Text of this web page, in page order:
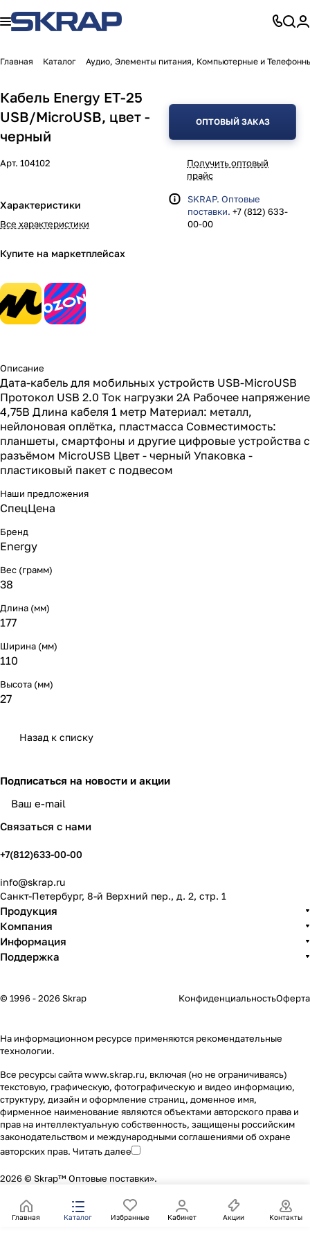
Главная Каталог Аудио, Элементы питания, Компьютерные и
Кабель Energy ET-25
USB/MicroUSB, цвет -
черный
Арт. 104102
Характеристики
Все характеристики
Купите на маркетплейсах
ОПТОВЫЙ ЗАКАЗ
Получить оптовый
прайс
SKRAP. Оптовые
поставки. +7 (812) 633-
00-00
Описание
Дата-кабель для мобильных устройств USB-MicroUSB
Протокол USB 2.0 Ток нагрузки 2А Рабочее напряжение
4,75В Длина кабеля 1 метр Материал: металл,
нейлоновая оплётка, пластмасса Совместимость:
планшеты, смартфоны и другие цифровые устройства с
разъёмом MicroUSB Цвет - черный Упаковка -
пластиковый пакет с подвесом
Наши предложения
СпецЦена
Бренд
Energy
Вес (грамм)
38
Длина (мм)
177
Ширина (мм)
110
Высота (мм)
27
Назад к списку
Подписаться на новости и акции
Связаться с нами
+7(812)633-00-00
info@skrap.ru
Санкт-Петербург, 8-й Верхний пер., д. 2, стр. 1
Продукция
Компания
Информация
Поддержка
© 1996 - 2026 Skrap КонфиденциальностьОферта
На информационном ресурсе применяются рекомендательные
технологии.
Все ресурсы сайта www.skrap.ru, включая (но не ограничиваясь)
текстовую, графическую, фотографическую и видео информацию,
структуру, дизайн и оформление страниц, доменное имя,
фирменное наименование являются объектами авторского права и
прав на интеллектуальную собственность, защищены российским
законодательством и международными соглашениями об охране
авторских прав. Читать далее
2026 © Skrap™ Оптовые поставки».
Главная Каталог Избранные Кабинет Акции Контакты